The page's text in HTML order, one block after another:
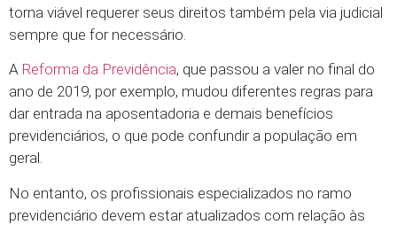
torna viável requerer seus direitos também pela via judicial
sempre que for necessário.
A Reforma da Previdência, que passou a valer no final do
ano de 2019, por exemplo, mudou diferentes regras para
dar entrada na aposentadoria e demais benefícios
previdenciários, o que pode confundir a população em
geral.
No entanto, os profissionais especializados no ramo
previdenciário devem estar atualizados com relação às